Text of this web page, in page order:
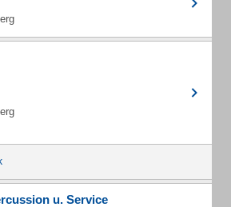
u. Service